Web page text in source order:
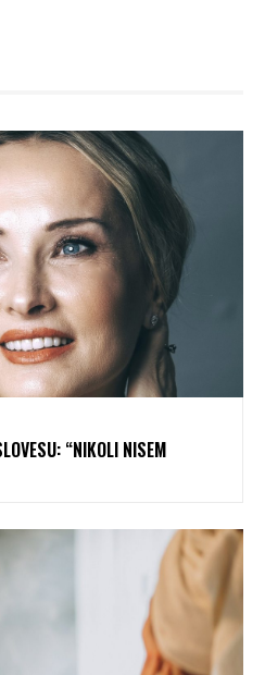
“NIKOLI NISEM